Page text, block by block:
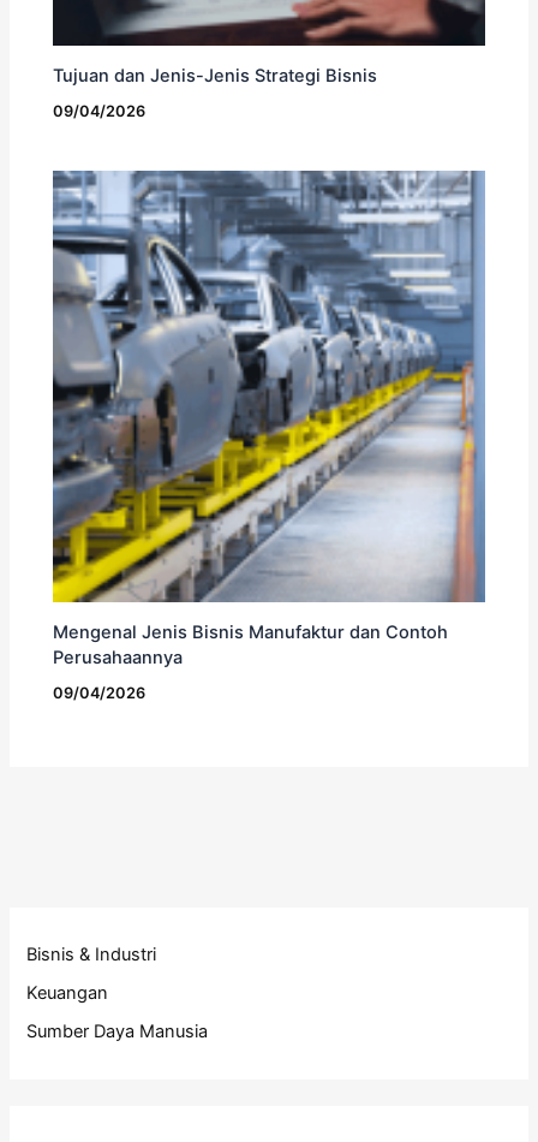
Tujuan dan Jenis-Jenis Strategi Bisnis
09/04/2026
Mengenal Jenis Bisnis Manufaktur dan Contoh
Perusahaannya
09/04/2026
Bisnis & Industri
Keuangan
Sumber Daya Manusia